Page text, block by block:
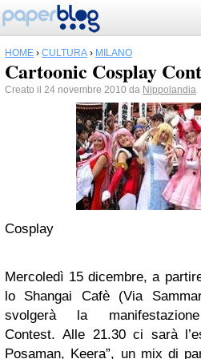
HOME › CULTURA › MILANO
Cartoonic Cosplay
Creato il 24 novembre 2010 da Nippolandia
Cosplay
Mercoledì 15 dicembre, a
lo Shangai Cafè (Via
svolgerà la
Contest. Alle 21.30 ci sarà
Posaman, Keera”, un mix di